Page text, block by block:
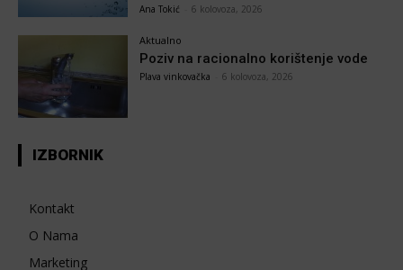
Ana Tokić 6 kolovoza, 2026
Aktualno
Poziv na racionalno korištenje vode
Plava vinkovačka 6 kolovoza, 2026
IZBORNIK
Kontakt
O Nama
Marketing